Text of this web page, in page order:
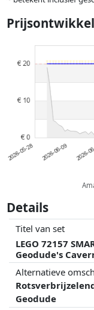
gewicht.
partners hebben hier
kunnen historische
Details
Titel van set
LEGO 72157
Geodude's
Alternatieve
Geodude